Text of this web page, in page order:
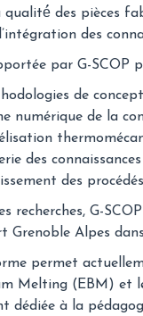
des pièces
des
par G-SCOP
de
numérique de la
des
des
recherches, G-
Grenoble Alpes
permet
Melting (EBM) et
dédiée à la